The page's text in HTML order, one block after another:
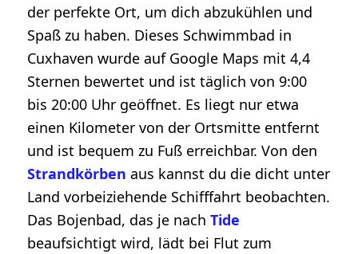
der perfekte Ort, um dich abzukühlen und
Spaß zu haben. Dieses Schwimmbad in
Cuxhaven wurde auf Google Maps mit 4,4
Sternen bewertet und ist täglich von 9:00
bis 20:00 Uhr geöffnet. Es liegt nur etwa
einen Kilometer von der Ortsmitte entfernt
und ist bequem zu Fuß erreichbar. Von den
Strandkörben aus kannst du die dicht unter
Land vorbeiziehende Schifffahrt beobachten.
Das Bojenbad, das je nachTide
beaufsichtigt wird, lädt bei Flut zum